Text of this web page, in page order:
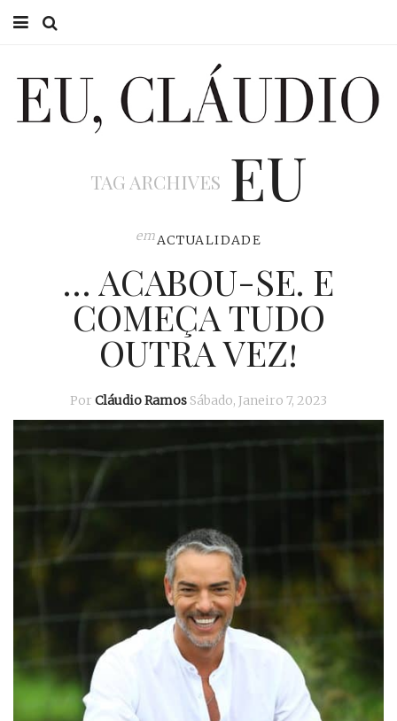
EU CLÁUDIO
ACTUALIDADE
TAG ARCHIVES EU
emACTUALIDADE
… ACABOU-SE. E
COMEÇA TUDO
OUTRA VEZ!
Por Cláudio Ramos Sábado, Janeiro 7, 2023